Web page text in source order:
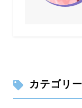
カテゴリー